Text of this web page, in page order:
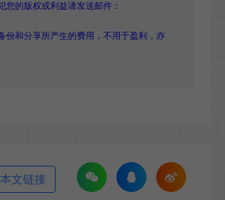
您的版权或利益请发送邮件：
份和分享所产生的费用，不用于盈利，亦
文链接